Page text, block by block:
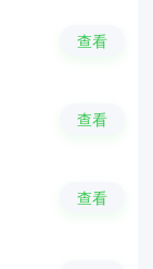
查看
查看
查看